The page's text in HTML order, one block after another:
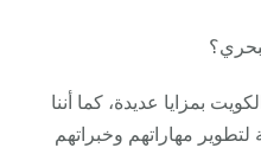
بمزايا عديدة، كما أننا
لتطوير مهاراتهم وخبراتهم